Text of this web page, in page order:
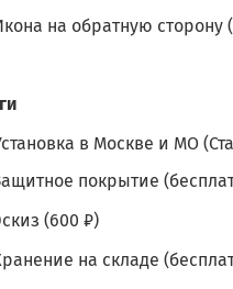
на обратную сторону
в Москве и МО
покрытие
(600 ₽)
на складе